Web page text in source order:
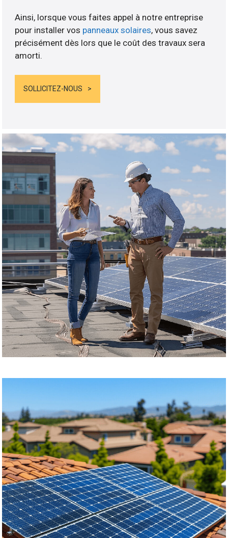
Ainsi, lorsque vous faites appel à notre entreprise
pour installer vos panneaux solaires, vous savez
précisément dès lors que le coût des travaux sera
amorti.
SOLLICITEZ-NOUS